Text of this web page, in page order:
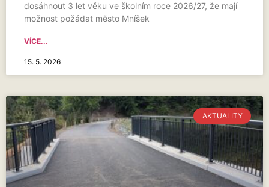
dosáhnout 3 let věku ve školním roce 2026/27, že mají
možnost požádat město Mníšek
VÍCE...
15. 5. 2026
AKTUALITY